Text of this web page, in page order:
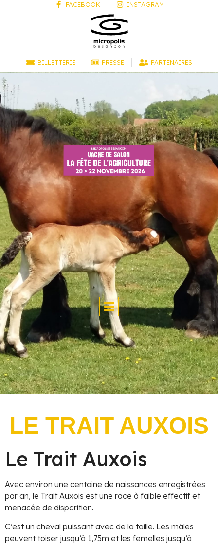
FACEBOOK INSTAGRAM
BILLETTERIE PRESSE PARTENAIRES
LE TRAIT AUXOIS
Le Trait Auxois
Avec environ une centaine de naissances enregistrées
par an, le Trait Auxois est une race à faible effectif et
menacée de disparition.
C’est un cheval puissant avec de la taille. Les mâles
peuvent toiser jusqu’à 1,75m et les femelles jusqu’à